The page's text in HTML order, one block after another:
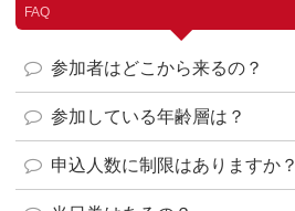
FAQ
参加者はどこから来るの？
参加している年齢層は？
申込人数に制限はありますか？